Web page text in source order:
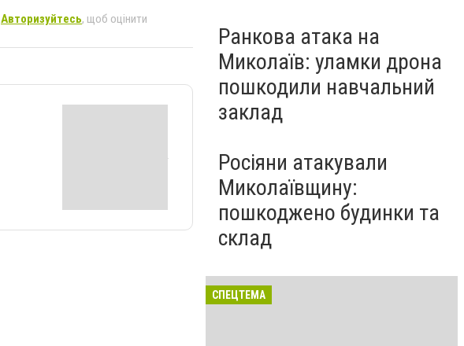
Авторизуйтесь, щоб оцінити
Ранкова атака на
Миколаїв: уламки дрона
пошкодили навчальний
заклад
Росіяни атакували
Миколаївщину:
пошкоджено будинки та
склад
СПЕЦТЕМА